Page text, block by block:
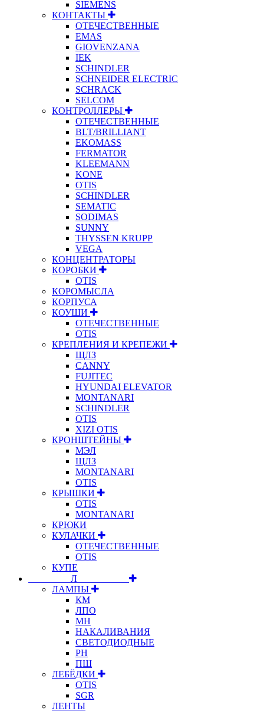
SIEMENS
КОНТАКТЫ
ОТЕЧЕСТВЕННЫЕ
EMAS
GIOVENZANA
IEK
SCHINDLER
SCHNEIDER ELECTRIC
SCHRACK
SELCOM
КОНТРОЛЛЕРЫ
ОТЕЧЕСТВЕННЫЕ
BLT/BRILLIANT
EKOMASS
FERMATOR
KLEEMANN
KONE
OTIS
SCHINDLER
SEMATIC
SODIMAS
SUNNY
THYSSEN KRUPP
VEGA
КОНЦЕНТРАТОРЫ
КОРОБКИ
OTIS
КОРОМЫСЛА
КОРПУСА
КОУШИ
ОТЕЧЕСТВЕННЫЕ
OTIS
КРЕПЛЕНИЯ И КРЕПЕЖИ
ЩЛЗ
CANNY
FUJITEC
HYUNDAI ELEVATOR
MONTANARI
SCHINDLER
OTIS
XIZI OTIS
КРОНШТЕЙНЫ
МЭЛ
ЩЛЗ
MONTANARI
OTIS
КРЫШКИ
OTIS
MONTANARI
КРЮКИ
КУЛАЧКИ
ОТЕЧЕСТВЕННЫЕ
OTIS
КУПЕ
⠀⠀⠀⠀⠀⠀Л⠀⠀⠀⠀⠀⠀⠀
ЛАМПЫ
КМ
ЛПО
МН
НАКАЛИВАНИЯ
СВЕТОДИОДНЫЕ
РН
ПШ
ЛЕБЁДКИ
OTIS
SGR
ЛЕНТЫ